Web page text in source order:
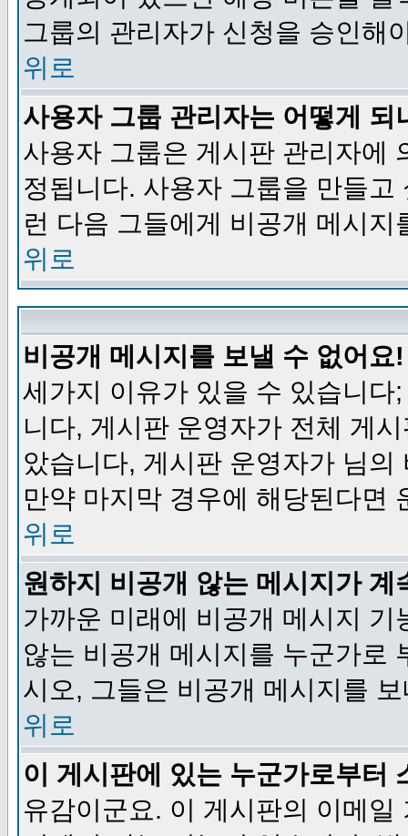
그룹의 관리자가 신청을 승인해
위로
사용자 그룹 관리자는 어떻게 되
사용자 그룹은 게시판 관리자에
정됩니다. 사용자 그룹을 만들
런 다음 그들에게 비공개 메시지
위로
비공개 메시지를 보낼 수 없어요!
세가지 이유가 있을 수 있습니
니다, 게시판 운영자가 전체 게
았습니다, 게시판 운영자가 님
만약 마지막 경우에 해당된다면
위로
원하지 비공개 않는 메시지가 계
가까운 미래에 비공개 메시지
않는 비공개 메시지를 누군가로
시오, 그들은 비공개 메시지를
위로
이 게시판에 있는 누군가로부터
유감이군요. 이 게시판의 이메